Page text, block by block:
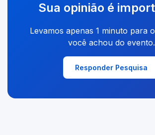
Sua opinião é
Levamos apenas 1 minuto para
você achou do evento.
Responder Pesquisa